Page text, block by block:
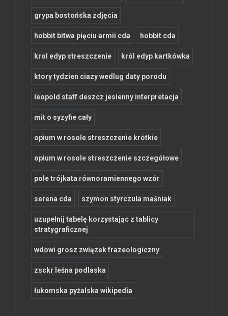
grypa bostońska zdjęcia
hobbit bitwa pięciu armii cda hobbit cda
krol edyp streszczenie król edyp kartkówka
ktory tydzien ciazy wedlug daty porodu
leopold staff deszcz jesienny interpretacja
mit o syzyfie cały
opium w rosole streszczenie krótkie
opium w rosole streszczenie szczegółowe
pole trójkata równoramiennego wzór
serena cda szymon styrczula maśniak
uzupełnij tabelę korzystając z tablicy
stratygraficznej
wdowi grosz związek frazeologiczny
zsckr leśna podlaska
łukomska pyżalska wikipedia